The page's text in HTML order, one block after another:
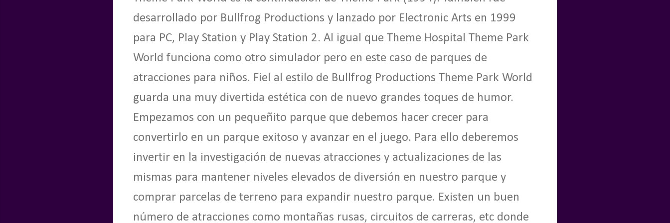
desarrollado por Bullfrog Productions y lanzado por Electronic Arts en 1999
para PC, Play Station y Play Station 2. Al igual que Theme Hospital Theme Park
World funciona como otro simulador pero en este caso de parques de
atracciones para niños. Fiel al estilo de Bullfrog Productions Theme Park World
guarda una muy divertida estética con de nuevo grandes toques de humor.
Empezamos con un pequeñito parque que debemos hacer crecer para
convertirlo en un parque exitoso y avanzar en el juego. Para ello deberemos
invertir en la investigación de nuevas atracciones y actualizaciones de las
mismas para mantener niveles elevados de diversión en nuestro parque y
comprar parcelas de terreno para expandir nuestro parque. Existen un buen
número de atracciones como montañas rusas, circuitos de carreras, etc donde